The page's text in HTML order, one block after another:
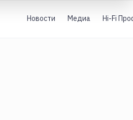
Новости Медиа Hi-Fi